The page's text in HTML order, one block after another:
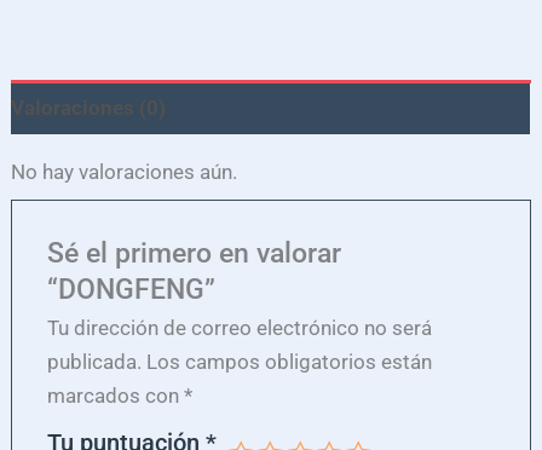
Valoraciones (0)
No hay valoraciones aún.
Sé el primero en valorar
“DONGFENG”
Tu dirección de correo electrónico no será
publicada. Los campos obligatorios están
marcados con *
Tu puntuación *